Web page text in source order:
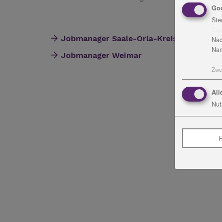
Jobmanager Saale-Orla-Kreis
Jobmanager Weimar